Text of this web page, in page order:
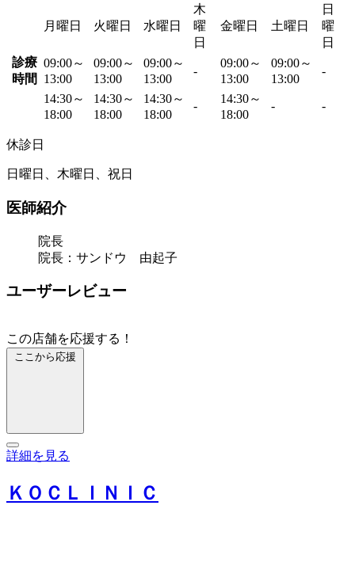
月曜日 火曜日 水曜日
木
曜
日
金曜日 土曜日
日
曜
日
診療
時間
09:00～
13:00
09:00～
13:00
09:00～
13:00
-
09:00～
13:00
09:00～
13:00
-
14:30～
18:00
14:30～
18:00
14:30～
18:00
-
14:30～
18:00
- -
休診日
日曜日、木曜日、祝日
医師紹介
院長
院長：サンドウ 由起子
ユーザーレビュー
この店舗を応援する！
ここから応援
詳細を見る
ＫＯＣＬＩＮＩＣ